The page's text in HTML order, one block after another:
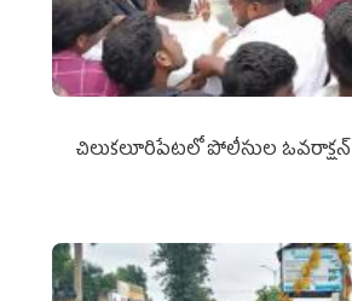
చిలుక‌లూరిపేట‌లో పోలీసుల ఓవ‌రాక్ష‌న్‌